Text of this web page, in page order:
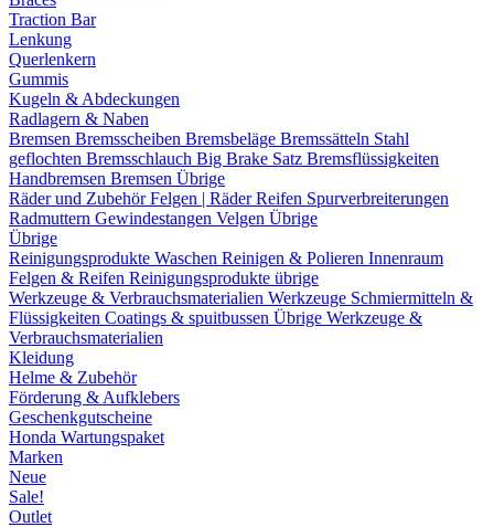
Traction Bar
Lenkung
Querlenkern
Gummis
Kugeln & Abdeckungen
Radlagern & Naben
Bremsen Bremsscheiben Bremsbeläge Bremssätteln Stahl
geflochten Bremsschlauch Big Brake Satz Bremsflüssigkeiten
Handbremsen Bremsen Übrige
Räder und ZubehörFelgen | RäderReifen Spurverbreiterungen
Radmuttern Gewindestangen Velgen Übrige
Übrige
Reinigungsprodukte Waschen Reinigen & Polieren Innenraum
Felgen & Reifen Reinigungsprodukte übrige
Werkzeuge & Verbrauchsmaterialien Werkzeuge Schmiermitteln &
Flüssigkeiten Coatings & spuitbussen Übrige Werkzeuge &
Verbrauchsmaterialien
Kleidung
Helme & Zubehör
Förderung & Aufklebers
Geschenkgutscheine
Honda Wartungspaket
Marken
Neue
Sale!
Outlet